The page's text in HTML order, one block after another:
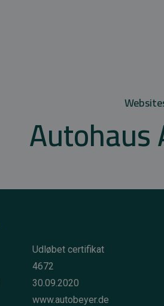
Autohaus
Udløbet certifikat
4672
30.09.2020
www.autobeyer.de